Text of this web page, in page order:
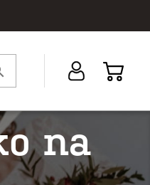
na